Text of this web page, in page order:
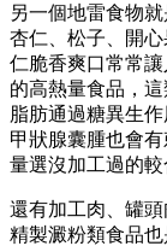
另一個地雷食物
杏仁、松子、開
仁脆香爽口常常
的高熱量食品，
脂肪通過糖異生
甲狀腺囊腫也會
量選沒加工過的較
還有加工肉、罐
精製澱粉類食品